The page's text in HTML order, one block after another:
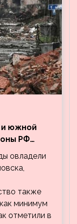
и южной
РФ
трёх
овладели
также
минимум
отметили в